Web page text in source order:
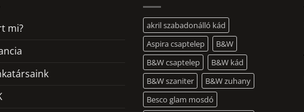
mi?
akril szabadonálló kád
Aspira csaptelep
B&W
B&W csaptelep
B&W kád
B&W szaniter
B&W zuhany
Besco glam mosdó